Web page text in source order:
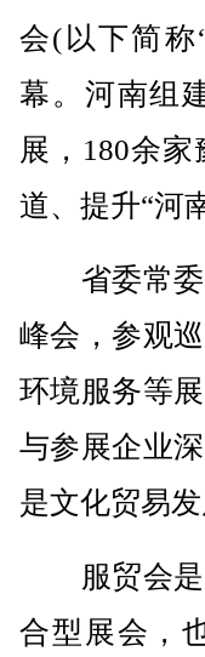
会(以下简称
幕。河南组
展，180余
道、提升“河
省委常委
峰会，参观
环境服务等
与参展企业
是文化贸易发
服贸会是
合型展会，